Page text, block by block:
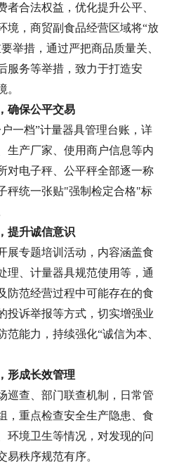
者合法权益，优化提升公平、
境，商贸副食品经营区域将“放
举措，通过严把商品质量关、
服务等举措，致力于打造安
。
确保公平交易
一档”计量器具管理台账，详
生产厂家、使用商户信息等内
对电子秤、公平秤全部逐一称
秤统一张贴"强制检定合格"标
提升诚信意识
展专题培训活动，内容涵盖食
理、计量器具规范使用等，通
防范经营过程中可能存在的食
投诉举报等方式，切实增强业
范能力，持续强化“诚信为本、
形成长效管理
巡查、部门联查机制，日常管
，重点检查安全生产隐患、食
环境卫生等情况，对发现的问
易秩序规范有序。